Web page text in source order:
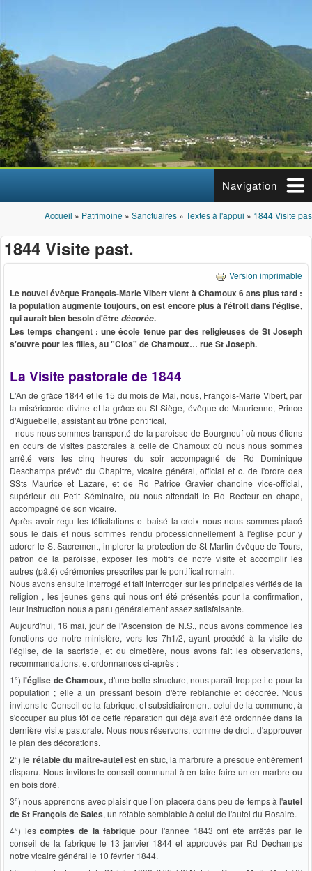
Navigation
Vous êtes ici
Accueil » Patrimoine » Sanctuaires » Textes à l'appui » 1844 Visite
1844 Visite past.
Version imprimable
Le nouvel évêque François-Marie Vibert vient à Chamoux 6 ans plus tard :
la population augmente toujours, on est encore plus à l'étroit dans l'église,
qui aurait bien besoin d'êtredécorée.
Les temps changent : une école tenue par des religieuses de St Joseph
s'ouvre pour les filles, au "Clos" de Chamoux… rue St Joseph.
La Visite pastorale de 1844
L'An de grâce 1844 et le 15 du mois de Mai, nous, François-Marie Vibert, par
la miséricorde divine et la grâce du St Siège, évêque de Maurienne, Prince
d'Aiguebelle, assistant au trône pontifical,
- nous nous sommes transporté de la paroisse de Bourgneuf où nous étions
en cours de visites pastorales à celle de Chamoux où nous nous sommes
arrêté vers les cinq heures du soir accompagné de Rd Dominique
Deschamps prévôt du Chapitre, vicaire général, official et c. de l'ordre des
SSts Maurice et Lazare, et de Rd Patrice Gravier chanoine vice-official,
supérieur du Petit Séminaire, où nous attendait le Rd Recteur en chape,
accompagné de son vicaire.
Après avoir reçu les félicitations et baisé la croix nous nous sommes placé
sous le dais et nous sommes rendu processionnellement à l'église pour y
adorer le St Sacrement, implorer la protection de St Martin évêque de Tours,
patron de la paroisse, exposer les motifs de notre visite et accomplir les
autres (pâté) cérémonies prescrites par le pontifical romain.
Nous avons ensuite interrogé et fait interroger sur les principales vérités de la
religion , les jeunes gens qui nous ont été présentés pour la confirmation,
leur instruction nous a paru généralement assez satisfaisante.
Aujourd'hui, 16 mai, jour de l'Ascension de N.S., nous avons commencé les
fonctions de notre ministère, vers les 7h1/2, ayant procédé à la visite de
l'église, de la sacristie, et du cimetière, nous avons fait les observations,
recommandations, et ordonnances ci-après :
1°)l'église de Chamoux, d'une belle structure, nous paraît trop petite pour la
population ; elle a un pressant besoin d'être reblanchie et décorée. Nous
invitons le Conseil de la fabrique, et subsidiairement, celui de la commune, à
s'occuper au plus tôt de cette réparation qui déjà avait été ordonnée dans la
dernière visite pastorale. Nous nous réservons, comme de droit, d'approuver
le plan des décorations.
2°)le rétable du maître-autelest en stuc, la marbrure a presque entièrement
disparu. Nous invitons le conseil communal à en faire faire un en marbre ou
en bois doré.
3°) nous apprenons avec plaisir que l’on placera dans peu de temps à l'autel
de St François de Sales, un rétable semblable à celui de l'autel du Rosaire.
4°) lescomptes de la fabrique pour l'année 1843 ont été arrêtés par le
conseil de la fabrique le 13 janvier 1844 et approuvés par Rd Dechamps
notre vicaire général le 10 février 1844.